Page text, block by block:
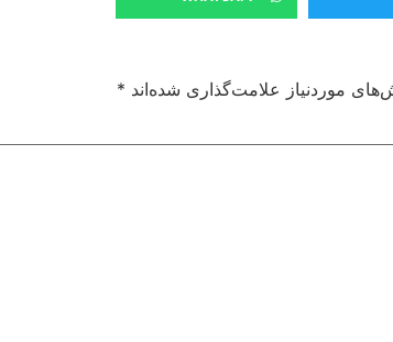
موردنیاز علامت‌گذاری شده‌اند *